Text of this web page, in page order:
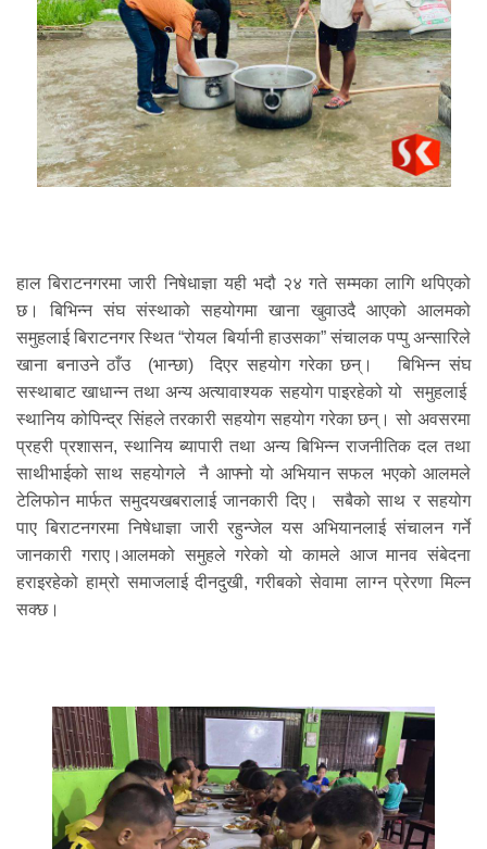
हाल बिराटनगरमा जारी निषेधाज्ञा यही भदौ २४ गते सम्मका लागि थपिएको
छ। बिभिन्न संघ संस्थाको सहयोगमा खाना खुवाउदै आएको आलमको
समुहलाई बिराटनगर स्थित “रोयल बिर्यानी हाउसका” संचालक पप्पु अन्सारिले
खाना बनाउने ठाँउ (भान्छा) दिएर सहयोग गरेका छन्। बिभिन्न संघ
सस्थाबाट खाधान्न तथा अन्य अत्यावाश्यक सहयोग पाइरहेको यो समुहलाई
स्थानिय कोपिन्द्र सिंहले तरकारी सहयोग सहयोग गरेका छन्। सो अवसरमा
प्रहरी प्रशासन, स्थानिय ब्यापारी तथा अन्य बिभिन्न राजनीतिक दल तथा
साथीभाईको साथ सहयोगले नै आफ्नो यो अभियान सफल भएको आलमले
टेलिफोन मार्फत समुदयखबरालाई जानकारी दिए। सबैको साथ र सहयोग
पाए बिराटनगरमा निषेधाज्ञा जारी रहुन्जेल यस अभियानलाई संचालन गर्ने
जानकारी गराए।आलमको समुहले गरेको यो कामले आज मानव संबेदना
हराइरहेको हाम्रो समाजलाई दीनदुखी, गरीबको सेवामा लाग्न प्रेरणा मिल्न
सक्छ।